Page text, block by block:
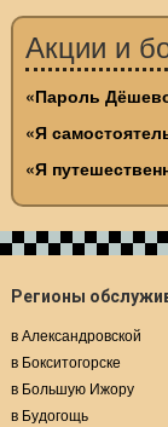
Акции и
«Пароль
«Я
«Я
Регионы
в Александровской
в Бокситогорске
в Большую Ижору
в Будогощь